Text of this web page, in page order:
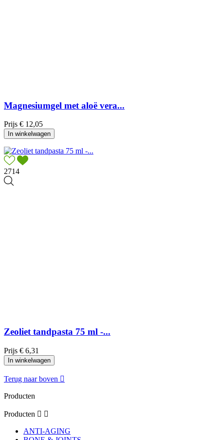
Magnesiumgel met aloë vera...
Prijs € 12,05
In winkelwagen
2714
Zeoliet tandpasta 75 ml -...
Prijs € 6,31
In winkelwagen
Terug naar boven 
Producten
Producten  
ANTI-AGING